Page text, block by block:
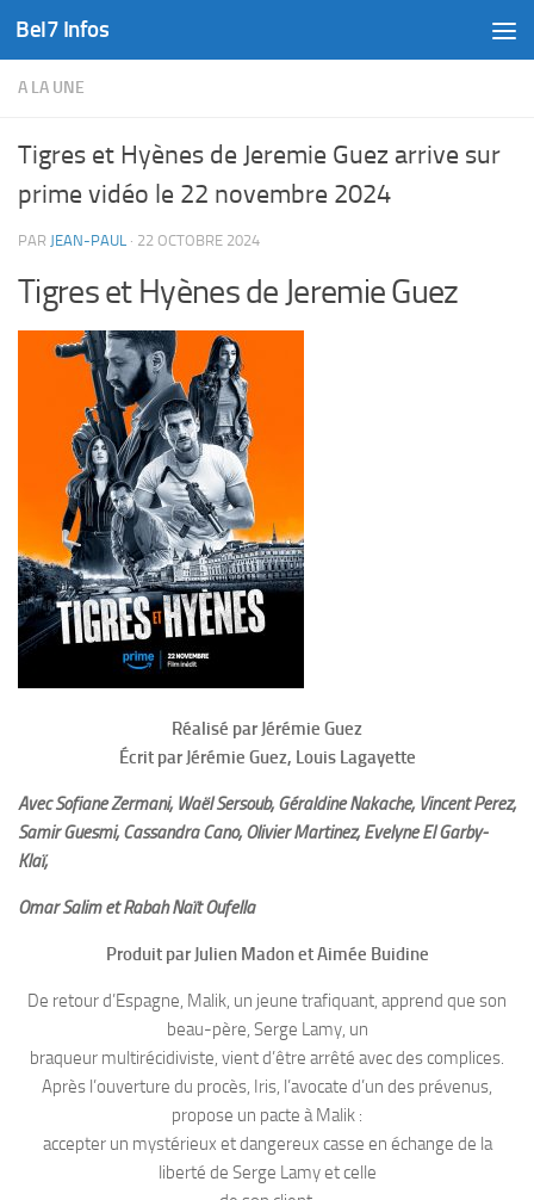
Skip to content
Bel7 Infos
A LA UNE
Tigres et Hyènes de Jeremie Guez arrive sur
prime vidéo le 22 novembre 2024
PAR JEAN-PAUL · 22 OCTOBRE 2024
Tigres et Hyènes de Jeremie Guez
Réalisé par Jérémie Guez
Écrit par Jérémie Guez, Louis Lagayette
Avec Sofiane Zermani, Waël Sersoub, Géraldine Nakache, Vincent Perez,
Samir Guesmi, Cassandra Cano, Olivier Martinez, Evelyne El Garby-
Klaï,
Omar Salim et Rabah Naït Oufella
Produit par Julien Madon et Aimée Buidine
De retour d’Espagne, Malik, un jeune trafiquant, apprend que son
beau-père, Serge Lamy, un
braqueur multirécidiviste, vient d’être arrêté avec des complices.
Après l’ouverture du procès, Iris, l’avocate d’un des prévenus,
propose un pacte à Malik :
accepter un mystérieux et dangereux casse en échange de la
liberté de Serge Lamy et celle